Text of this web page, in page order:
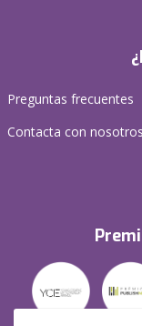
Preguntas frecuentes
Contacta con